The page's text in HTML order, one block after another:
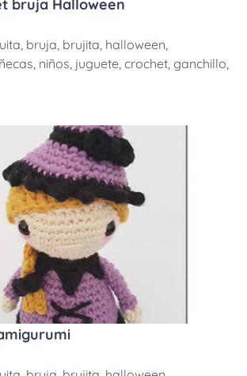
bruja Halloween
, bruja, brujita, halloween,
, niños, juguete, crochet, ganchillo,